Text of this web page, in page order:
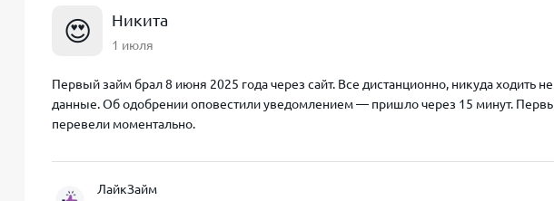
😍 Никита
1 июля
Первый займ брал 8 июня 2025 года через сайт. Все дистанционно, никуда ходить
данные. Об одобрении оповестили уведомлением — пришло через 15 минут.
перевели моментально.
ЛайкЗайм